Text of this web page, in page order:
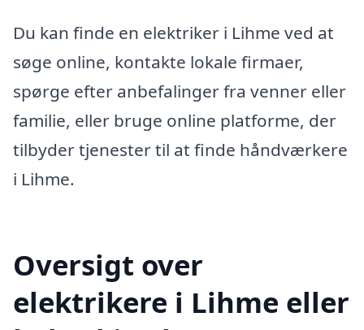
Du kan finde en elektriker i Lihme ved at
søge online, kontakte lokale firmaer,
spørge efter anbefalinger fra venner eller
familie, eller bruge online platforme, der
tilbyder tjenester til at finde håndværkere
i Lihme.
Oversigt over
elektrikere i Lihme eller